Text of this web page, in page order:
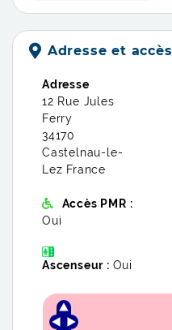
Adresse et accès
Adresse
12 Rue Jules
Ferry
34170
Castelnau-le-
Lez France
Accès PMR :
Oui
Ascenseur : Oui